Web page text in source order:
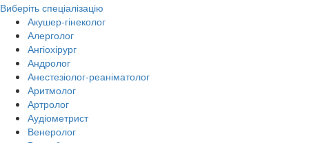
Виберіть спеціалізацію
Акушер-гінеколог
Алерголог
Ангіохірург
Андролог
Анестезіолог-реаніматолог
Аритмолог
Артролог
Аудіометрист
Венеролог